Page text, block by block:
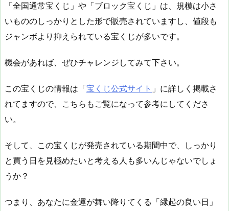
「全国通常宝くじ」や「ブロック宝くじ」は、規模は小さ
いもののしっかりとした形で販売されていますし、値段も
ジャンボより抑えられている宝くじが多いです。
機会があれば、ぜひチャレンジしてみて下さい。
この宝くじの情報は「宝くじ公式サイト 」に詳しく掲載さ
れてますので、こちらもご覧になって参考にしてくださ
い。
そして、この宝くじが発売されている期間中で、しっかり
と買う日を見極めたいと考える人も多いんじゃないでしょ
うか？
つまり、あなたに金運が舞い降りてくる「縁起の良い日」